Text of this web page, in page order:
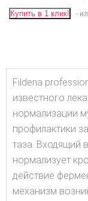
Купить в 1 клик! -
Fildena
известного
нормализации
профилактики
таза. Входящий
нормализует
действие
механизм